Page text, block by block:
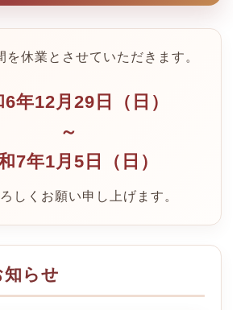
を休業とさせていただきます。
年12月29日（日）
～
7年1月5日（日）
しくお願い申し上げます。
らせ